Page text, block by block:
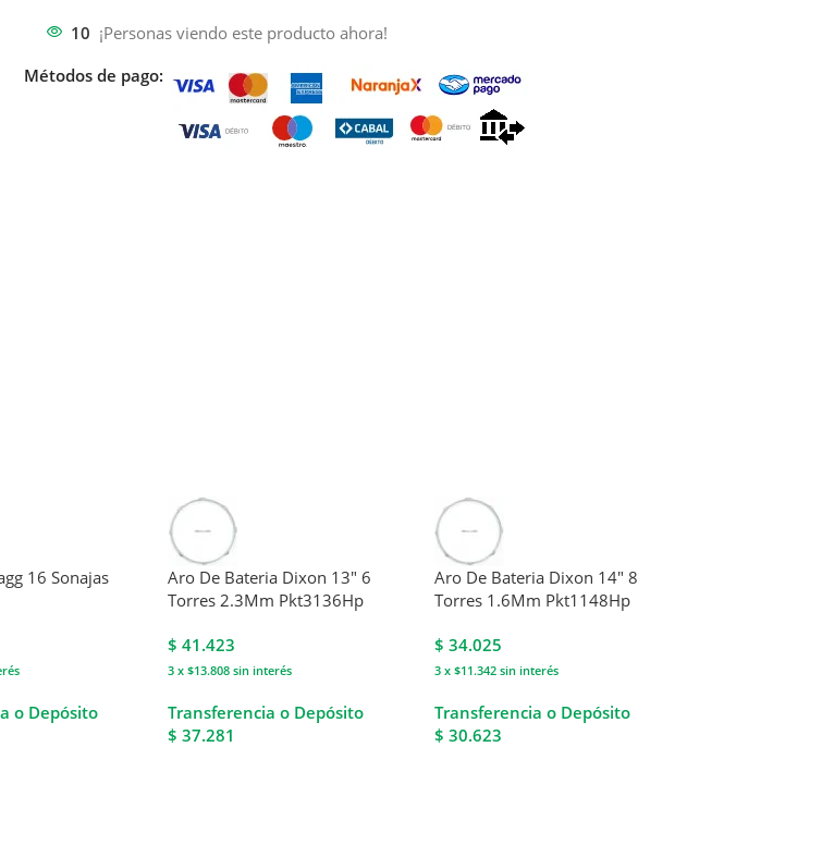
10 ¡Personas viendo este producto ahora!
Métodos de pago:
16 Sonajas
o Depósito
Aro De Bateria Dixon 13″ 6
Torres 2.3Mm Pkt3136Hp
$ 41.423
3 x $13.808 sin interés
Transferencia o Depósito
$ 37.281
Aro De Bateria Dixon 14″ 8
Torres 1.6Mm Pkt1148Hp
$ 34.025
3 x $11.342sin interés
Transferencia o Depósito
$ 30.623